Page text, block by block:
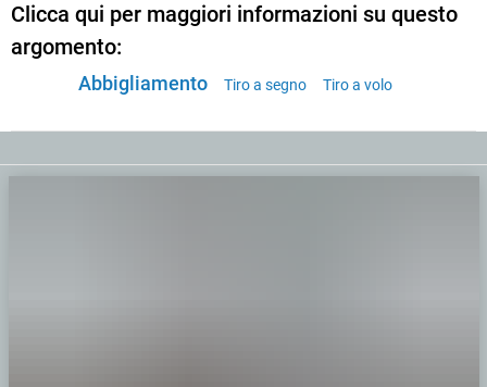
Clicca qui per maggiori informazioni su questo
argomento:
Abbigliamento Tiro a segno Tiro a volo